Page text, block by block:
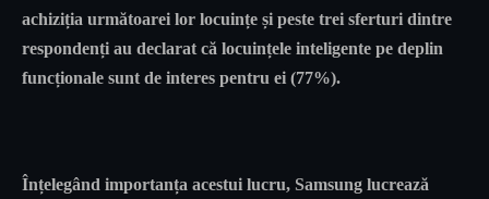
achiziția următoarei lor locuințe și peste trei sferturi dintre
respondenți au declarat că locuințele inteligente pe deplin
funcționale sunt de interes pentru ei (77%).
Înțelegând importanța acestui lucru, Samsung lucrează